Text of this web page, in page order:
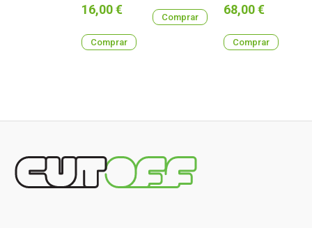
Precio
16,00 €
Comprar
Comprar
Precio
68,00 €
Comprar